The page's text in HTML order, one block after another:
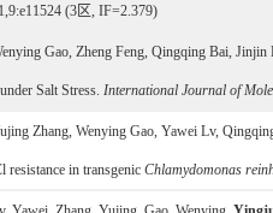
(3 区, IF=2.379)
Gao, Zheng Feng, Qingqing Bai, Jinjin
Salt Stress. International Journal of
Zhang, Wenying Gao, Yawei Lv,
resistance in transgenic Chlamydomonas